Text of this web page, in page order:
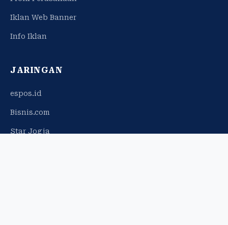
Iklan Web Banner
Info Iklan
JARINGAN
espos.id
Bisnis.com
Star Jogja